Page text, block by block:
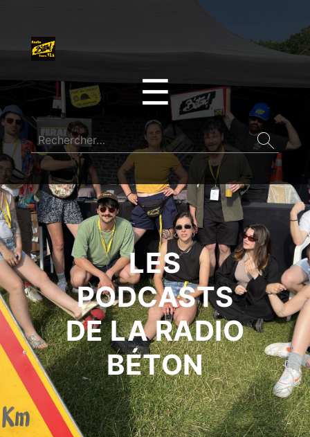
☰
LES
PODCASTS
DE LA RADIO
BÉTON